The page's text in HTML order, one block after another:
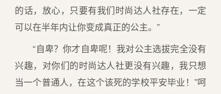
的话，放心，只要有我们时尚达人社存在，一定
可以在半年内让你变成真正的公主。”
“自卑？你才自卑呢！我对公主选拔完全没有
兴趣，对你们的时尚达人社更没有兴趣，我只想
当一个普通人，在这个该死的学校平安毕业！”呵